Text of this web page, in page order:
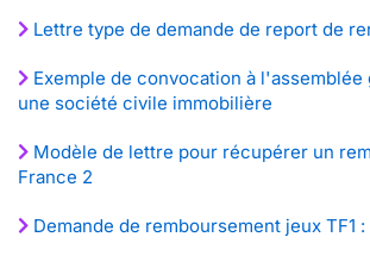
Lettre type de demande de report de
Exemple de convocation à
une société civile immobilière
Modèle de lettre pour récupérer un
France 2
Demande de remboursement jeux TF1